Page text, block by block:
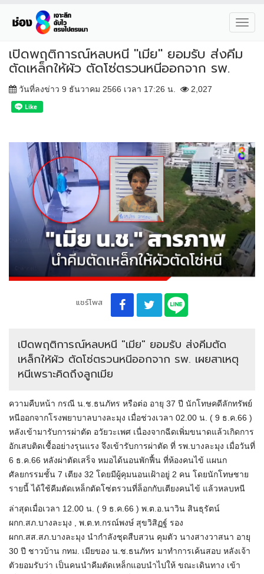
เปิดพฤติการณ์หลบหนี "เมีย" ยอมรับ ส่งคีม
ตัดเหล็กให้ผัว ตัดโซ่ตรวนหนีออกจาก รพ.
วันที่ลงข่าว 9 ธันวาคม 2566 เวลา 17:26 น. 2,027
แชร์โพส
เปิดพฤติการณ์หลบหนี "เมีย" ยอมรับ ส่งคีมตัด
เหล็กให้ผัว ตัดโซ่ตรวนหนีออกจาก รพ. เผยสาเหตุ
หนีเพราะคิดถึงลูกเมีย
ความคืบหน้า กรณี น.ช.ธนภัทร หรือต่อ อายุ 37 ปี นักโทษคดีลักทรัพย์
หนีออกจากโรงพยาบาลบางละมุง เมื่อช่วงเวลา 02.00 น. ( 9 ธ.ค.66 )
หลังเข้ามารับการผ่าตัด อวัยวะเพศ เนื่องจากฉีดเพิ่มขนาดแล้วเกิดการ
อักเสบติดเชื้ออย่างรุนแรง จึงเข้ารับการผ่าตัด ที่ รพ.บางละมุง เมื่อวันที่
6 ธ.ค.66 หลังผ่าตัดเสร็จ หมอได้นอนพักฟื้น ที่ห้องคนไข้ แผนก
ศัลยกรรมชั้น 7 เตียง 32 โดยมีผู้คุมนอนเฝ้าอยู่ 2 คน โดยนักโทษชาย
รายนี้ ได้ใช้คีมตัดเหล็กตัดโซ่ตรวนที่ล็อกกับเตียงคนไข้ แล้วหลบหนี
ล่าสุดเมื่อเวลา 12.00 น. ( 9 ธ.ค.66 ) พ.ต.อ.นาวิน สินธุรัตน์
ผกก.สภ.บางละมุง , พ.ต.ท.กรณ์พงษ์ สุขวิสิฏฐ์ รอง
ผกก.สส.สภ.บางละมุง นำกำลังชุดสืบสวน คุมตัว นางสางวาสนา อายุ
30 ปี ชาวบ้าน กทม. เมียของ น.ช.ธนภัทร มาทำการเค้นสอบ หลังเจ้า
ตัวยอมรับว่า เป็นคนนำคีมตัดเหล็กแอบนำไปให้ ขณะเดินทาง เข้า